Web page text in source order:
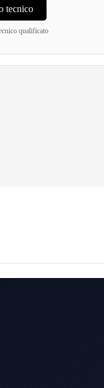
tecnico
qualificato